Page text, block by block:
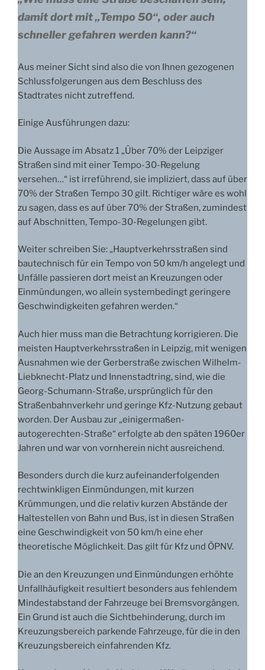
damit dort mit „Tempo 50“, oder auch
schneller gefahren werden kann?“
Aus meiner Sicht sind also die von Ihnen gezogenen
Schlussfolgerungen aus dem Beschluss des
Stadtrates nicht zutreffend.
Einige Ausführungen dazu:
Die Aussage im Absatz 1 „Über 70% der Leipziger
Straßen sind mit einer Tempo-30-Regelung
versehen…“ ist irreführend, sie impliziert, dass auf über
70% der Straßen Tempo 30 gilt. Richtiger wäre es wohl
zu sagen, dass es auf über 70% der Straßen, zumindest
auf Abschnitten, Tempo-30-Regelungen gibt.
Weiter schreiben Sie: „Hauptverkehrsstraßen sind
bautechnisch für ein Tempo von 50 km/h angelegt und
Unfälle passieren dort meist an Kreuzungen oder
Einmündungen, wo allein systembedingt geringere
Geschwindigkeiten gefahren werden.“
Auch hier muss man die Betrachtung korrigieren. Die
meisten Hauptverkehrsstraßen in Leipzig, mit wenigen
Ausnahmen wie der Gerberstraße zwischen Wilhelm-
Liebknecht-Platz und Innenstadtring, sind, wie die
Georg-Schumann-Straße, ursprünglich für den
Straßenbahnverkehr und geringe Kfz-Nutzung gebaut
worden. Der Ausbau zur „einigermaßen-
autogerechten-Straße“ erfolgte ab den späten 1960er
Jahren und war von vornherein nicht ausreichend.
Besonders durch die kurz aufeinanderfolgenden
rechtwinkligen Einmündungen, mit kurzen
Krümmungen, und die relativ kurzen Abstände der
Haltestellen von Bahn und Bus, ist in diesen Straßen
eine Geschwindigkeit von 50 km/h eine eher
theoretische Möglichkeit. Das gilt für Kfz und ÖPNV.
Die an den Kreuzungen und Einmündungen erhöhte
Unfallhäufigkeit resultiert besonders aus fehlendem
Mindestabstand der Fahrzeuge bei Bremsvorgängen.
Ein Grund ist auch die Sichtbehinderung, durch im
Kreuzungsbereich parkende Fahrzeuge, für die in den
Kreuzungsbereich einfahrenden Kfz.